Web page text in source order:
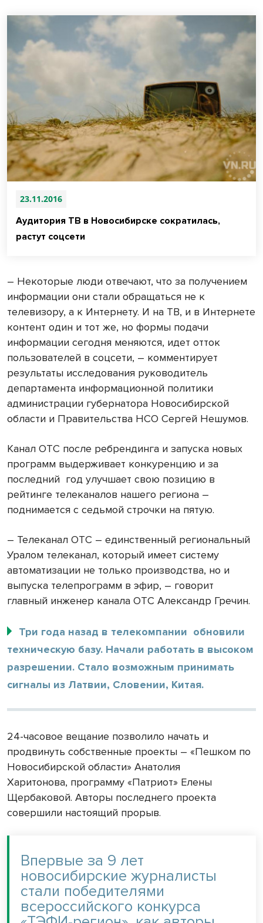
23.11.2016
Аудитория ТВ в Новосибирске сократилась,
растут соцсети
– Некоторые люди отвечают, что за получением
информации они стали обращаться не к
телевизору, а к Интернету. И на ТВ, и в Интернете
контент один и тот же, но формы подачи
информации сегодня меняются, идет отток
пользователей в соцсети, – комментирует
результаты исследования руководитель
департамента информационной политики
администрации губернатора Новосибирской
области и Правительства НСО Сергей Нешумов.
Канал ОТС после ребрендинга и запуска новых
программ выдерживает конкуренцию и за
последний год улучшает свою позицию в
рейтинге телеканалов нашего региона –
поднимается с седьмой строчки на пятую.
– Телеканал ОТС – единственный региональный
Уралом телеканал, который имеет систему
автоматизации не только производства, но и
выпуска телепрограмм в эфир, – говорит
главный инженер канала ОТС Александр Гречин.
Три года назад в телекомпании обновили
техническую базу. Начали работать в высоком
разрешении. Стало возможным принимать
сигналы из Латвии, Словении, Китая.
24-часовое вещание позволило начать и
продвинуть собственные проекты – «Пешком по
Новосибирской области» Анатолия
Харитонова, программу «Патриот» Елены
Щербаковой. Авторы последнего проекта
совершили настоящий прорыв.
Впервые за 9 лет
новосибирские журналисты
стали победителями
всероссийского конкурса